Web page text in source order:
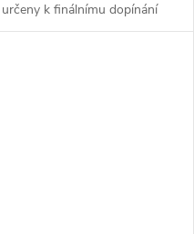
určeny k finálnímu dopínání
svařovaného pletiva v...